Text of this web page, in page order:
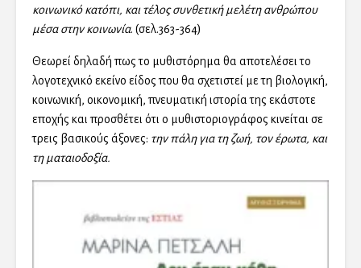
κοινωνικό κατόπι, και τέλος συνθετική μελέτη ανθρώπου
μέσα στην κοινωνία. (σελ.363-364)
Θεωρεί δηλαδή πως το μυθιστόρημα θα αποτελέσει το
λογοτεχνικό εκείνο είδος που θα σχετιστεί με τη βιολογική,
κοινωνική, οικονομική, πνευματική ιστορία της εκάστοτε
εποχής και προσθέτει ότι ο μυθιστοριογράφος κινείται σε
τρεις βασικούς άξονες: την πάλη για τη ζωή, τον έρωτα, και
τη ματαιοδοξία.